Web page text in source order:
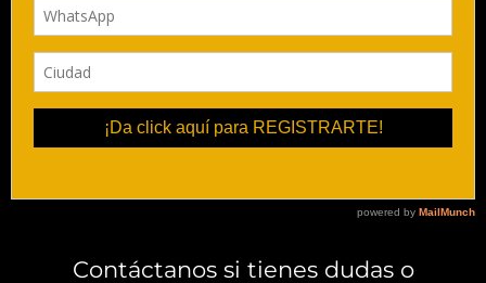
Contáctanos si tienes dudas o